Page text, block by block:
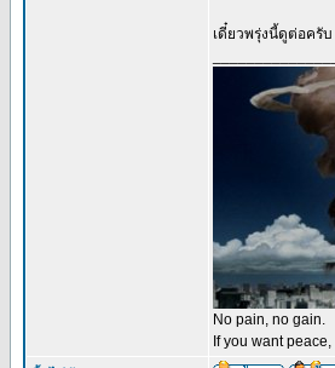
เดี๋ยวพรุ่งนี้ดูต่อครับ
No pain, no gain.
If you want peace,